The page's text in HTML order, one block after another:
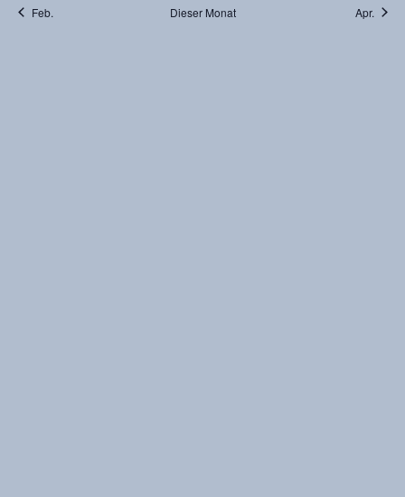
Feb. Dieser Monat Apr.